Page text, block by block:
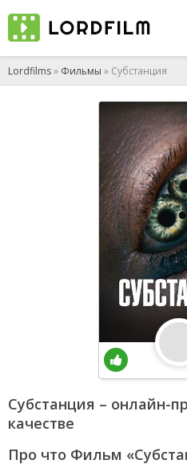
Lordfilms» Фильмы » Субстанция
Субстанция – онлайн-
качестве
Про что Фильм